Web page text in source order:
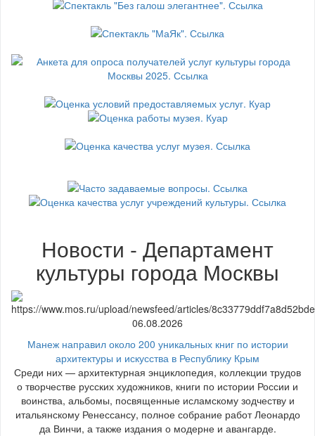
Новости - Департамент
культуры города Москвы
06.08.2026
Манеж направил около 200 уникальных книг по истории
архитектуры и искусства в Республику Крым
Среди них — архитектурная энциклопедия, коллекции трудов
о творчестве русских художников, книги по истории России и
воинства, альбомы, посвященные исламскому зодчеству и
итальянскому Ренессансу, полное собрание работ Леонардо
да Винчи, а также издания о модерне и авангарде.